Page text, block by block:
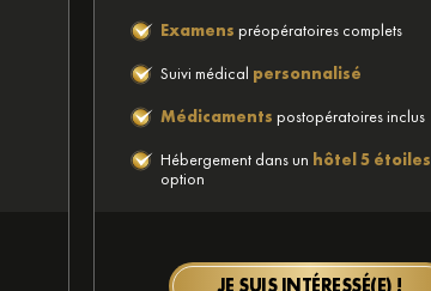
Examens préopératoires complets
Suivi médical personnalisé
Médicaments postopératoires inclus
Hébergement dans un hôtel 5 étoiles
option
JE SUIS INTÉRESSÉ(E) !